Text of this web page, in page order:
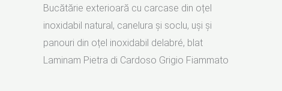
Bucătărie exterioară cu carcase din oțel
inoxidabil natural, canelura și soclu, uși și
panouri din oțel inoxidabil delabré, blat
Laminam Pietra di Cardoso Grigio Fiammato